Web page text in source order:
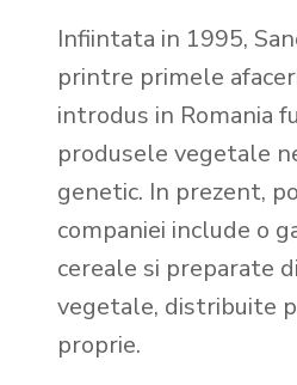
Infiintata in 1995,
printre primele
introdus in Romania
produsele vegetale
genetic. In prezent,
companiei include o
cereale si preparate
vegetale, distribuite
proprie.